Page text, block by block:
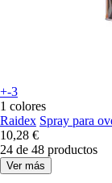
+-3
1 colores
Raidex Spray para
10,28 €
24 de 48 productos
Ver más